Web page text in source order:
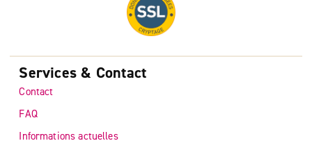
Services & Contact
Contact
FAQ
Informations actuelles